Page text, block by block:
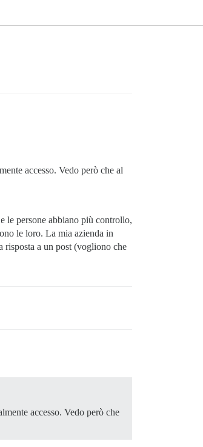
accesso. Vedo però che al
le persone abbiano più controllo,
le loro. La mia azienda in
a un post (vogliono che
accesso. Vedo però che